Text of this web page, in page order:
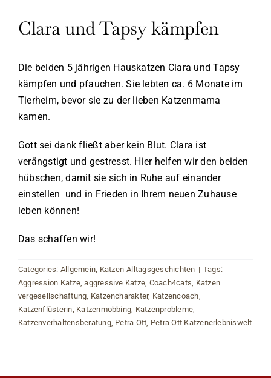
Clara und Tapsy kämpfen
Die beiden 5 jährigen Hauskatzen Clara und Tapsy
kämpfen und pfauchen. Sie lebten ca. 6 Monate im
Tierheim, bevor sie zu der lieben Katzenmama
kamen.
Gott sei dank fließt aber kein Blut. Clara ist
verängstigt und gestresst. Hier helfen wir den beiden
hübschen, damit sie sich in Ruhe auf einander
einstellen und in Frieden in Ihrem neuen Zuhause
leben können!
Das schaffen wir!
Categories: Allgemein, Katzen-Alltagsgeschichten | Tags:
Aggression Katze,aggressive Katze, Coach4cats, Katzen
vergesellschaftung, Katzencharakter, Katzencoach,
Katzenflüsterin, Katzenmobbing, Katzenprobleme,
Katzenverhaltensberatung, Petra Ott, Petra Ott Katzenerlebniswelt